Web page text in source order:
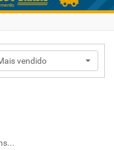
vendido